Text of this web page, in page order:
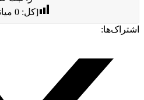
[کل:0
اشتراک‌ها: